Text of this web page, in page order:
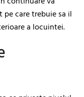
pe care trebuie sa il
a locuintei.